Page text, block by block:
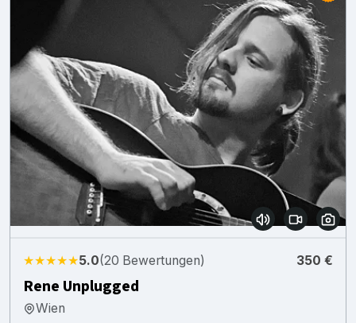
★★★★★5.0(20 Bewertungen) 350 €
Rene Unplugged
Wien